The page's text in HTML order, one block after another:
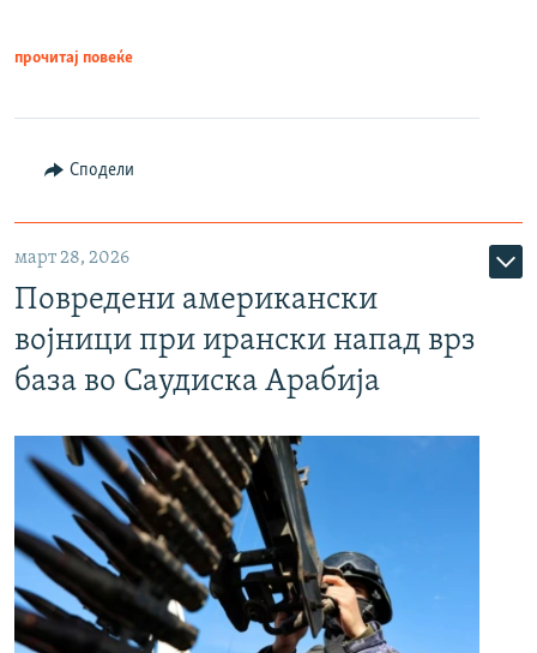
прочитај повеќе
Сподели
март 28, 2026
Повредени американски
војници при ирански напад врз
база во Саудиска Арабија